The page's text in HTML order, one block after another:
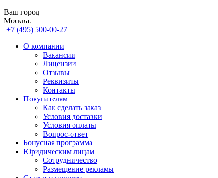
Ваш город
Москва
+7 (495) 500-00-27
О компании
Вакансии
Лицензии
Отзывы
Реквизиты
Контакты
Покупателям
Как сделать заказ
Условия доставки
Условия оплаты
Вопрос-ответ
Бонусная программа
Юридическим лицам
Сотрудничество
Размещение рекламы